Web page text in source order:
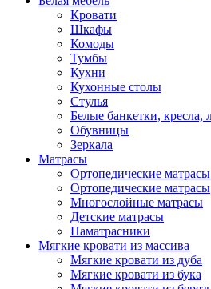
Кровати
Шкафы
Комоды
Тумбы
Кухни
Кухонные столы
Стулья
Белые банкетки, кресла,
Обувницы
Зеркала
Матрасы
Ортопедические
Ортопедические матрасы
Многослойные матрасы
Детские матрасы
Наматрасники
Мягкие кровати из массива
Мягкие кровати из дуба
Мягкие кровати из бука